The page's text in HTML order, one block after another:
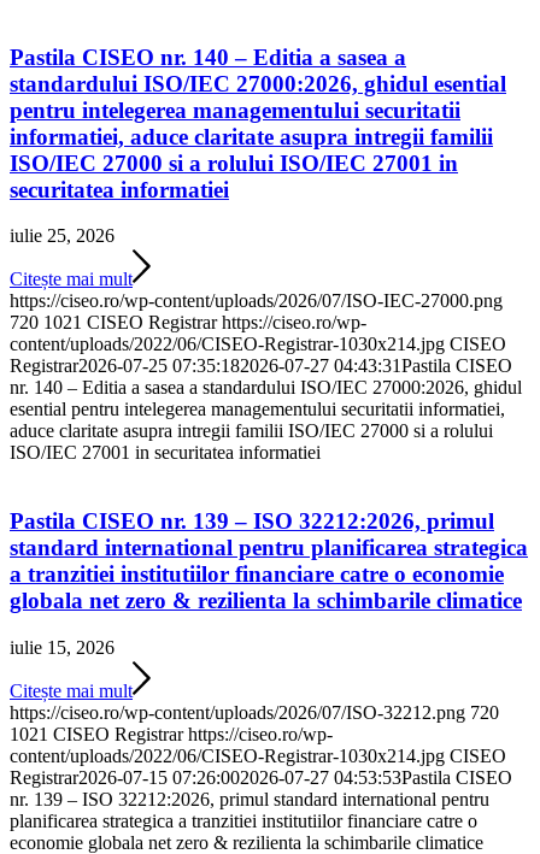
Pastila CISEO nr. 140 – Editia a sasea a
standardului ISO/IEC 27000:2026, ghidul esential
pentru intelegerea managementului securitatii
informatiei, aduce claritate asupra intregii familii
ISO/IEC 27000 si a rolului ISO/IEC 27001 in
securitatea informatiei
iulie 25, 2026
Citește mai mult
https://ciseo.ro/wp-content/uploads/2026/07/ISO-IEC-27000.png
720 1021 CISEO Registrar https://ciseo.ro/wp-
content/uploads/2022/06/CISEO-Registrar-1030x214.jpg CISEO
Registrar2026-07-25 07:35:182026-07-27 04:43:31Pastila CISEO
nr. 140 – Editia a sasea a standardului ISO/IEC 27000:2026, ghidul
esential pentru intelegerea managementului securitatii informatiei,
aduce claritate asupra intregii familii ISO/IEC 27000 si a rolului
ISO/IEC 27001 in securitatea informatiei
Pastila CISEO nr. 139 – ISO 32212:2026, primul
standard international pentru planificarea strategica
a tranzitiei institutiilor financiare catre o economie
globala net zero & rezilienta la schimbarile climatice
iulie 15, 2026
Citește mai mult
https://ciseo.ro/wp-content/uploads/2026/07/ISO-32212.png 720
1021 CISEO Registrar https://ciseo.ro/wp-
content/uploads/2022/06/CISEO-Registrar-1030x214.jpg CISEO
Registrar2026-07-15 07:26:002026-07-27 04:53:53Pastila CISEO
nr. 139 – ISO 32212:2026, primul standard international pentru
planificarea strategica a tranzitiei institutiilor financiare catre o
economie globala net zero & rezilienta la schimbarile climatice